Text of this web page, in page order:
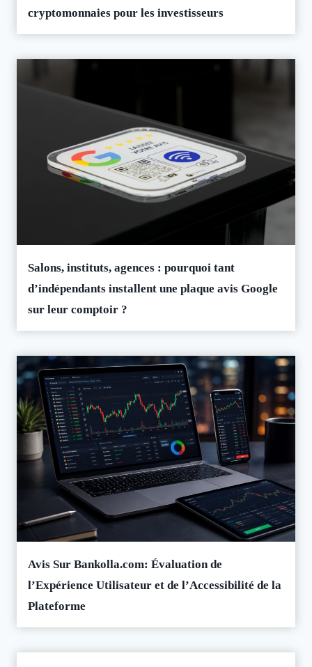
cryptomonnaies pour les investisseurs
Salons, instituts, agences : pourquoi tant
d’indépendants installent une plaque avis Google
sur leur comptoir ?
Avis Sur Bankolla.com: Évaluation de
l’Expérience Utilisateur et de l’Accessibilité de la
Plateforme